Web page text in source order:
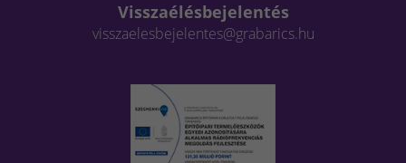
Visszaélésbejelentés
visszaelesbejelentes@grabarics.hu